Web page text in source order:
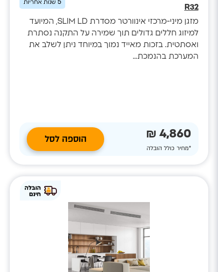
R32
5שנות אחריות
מזגן מיני-מרכזי אינוורטר מסדרת SLIM LD, המיועד
למיזוג חללים גדולים תוך שמירה על התקנה נסתרת
ואסתטית. בזכות מאייד נמוך במיוחד ניתן לשלב את
המערכת בהנמכת...
4,860 ₪
*מחיר כולל הובלה
הוספה לסל